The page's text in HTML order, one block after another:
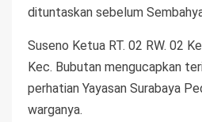
dituntaskan sebelum
Suseno Ketua RT. 02 RW. 02
Kec. Bubutan mengucapkan
perhatian Yayasan Surabaya
warganya.